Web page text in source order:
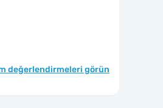
değerlendirmeleri görün